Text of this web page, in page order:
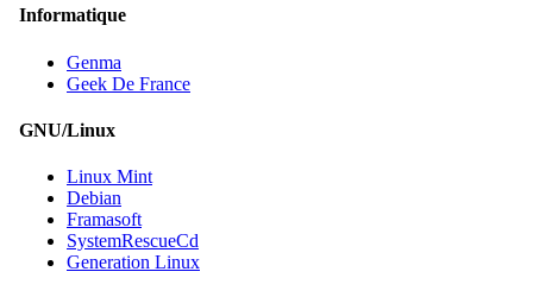
Informatique
Genma
Geek De France
GNU/Linux
Linux Mint
Debian
Framasoft
SystemRescueCd
Generation Linux